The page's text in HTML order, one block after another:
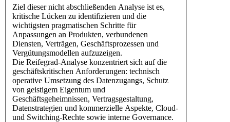
Ziel dieser nicht abschließenden Analyse ist es,
kritische Lücken zu identifizieren und die
wichtigsten pragmatischen Schritte für
Anpassungen an Produkten, verbundenen
Diensten, Verträgen, Geschäftsprozessen und
Vergütungsmodellen aufzuzeigen.
Die Reifegrad-Analyse konzentriert sich auf die
geschäftskritischen Anforderungen: technisch
operative Umsetzung des Datenzugangs, Schutz
von geistigem Eigentum und
Geschäftsgeheimnissen, Vertragsgestaltung,
Datenstrategien und kommerzielle Aspekte, Cloud-
und Switching-Rechte sowie interne Governance.